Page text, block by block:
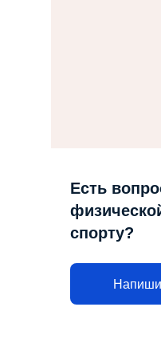
Есть
спорту?